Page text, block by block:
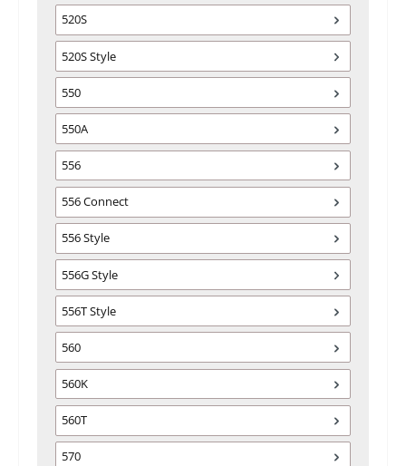
520S
520S Style
550
550A
556
556 Connect
556 Style
556G Style
556T Style
560
560K
560T
570